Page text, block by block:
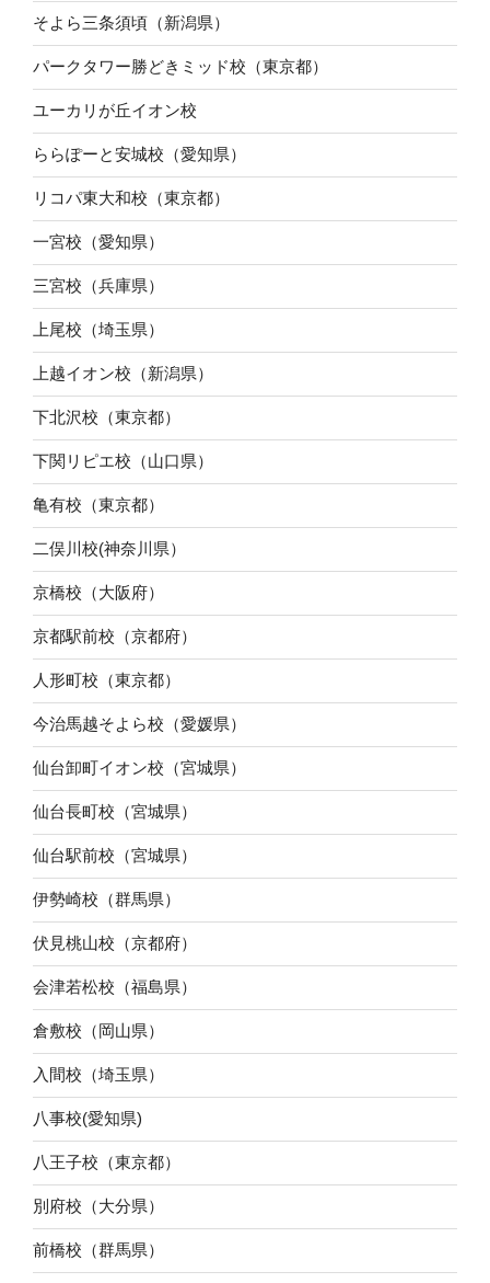
そよら三条須頃（新潟県）
パークタワー勝どきミッド校（東京都）
ユーカリが丘イオン校
ららぽーと安城校（愛知県）
リコパ東大和校（東京都）
一宮校（愛知県）
三宮校（兵庫県）
上尾校（埼玉県）
上越イオン校（新潟県）
下北沢校（東京都）
下関リピエ校（山口県）
亀有校（東京都）
二俣川校(神奈川県）
京橋校（大阪府）
京都駅前校（京都府）
人形町校（東京都）
今治馬越そよら校（愛媛県）
仙台卸町イオン校（宮城県）
仙台長町校（宮城県）
仙台駅前校（宮城県）
伊勢崎校（群馬県）
伏見桃山校（京都府）
会津若松校（福島県）
倉敷校（岡山県）
入間校（埼玉県）
八事校(愛知県)
八王子校（東京都）
別府校（大分県）
前橋校（群馬県）